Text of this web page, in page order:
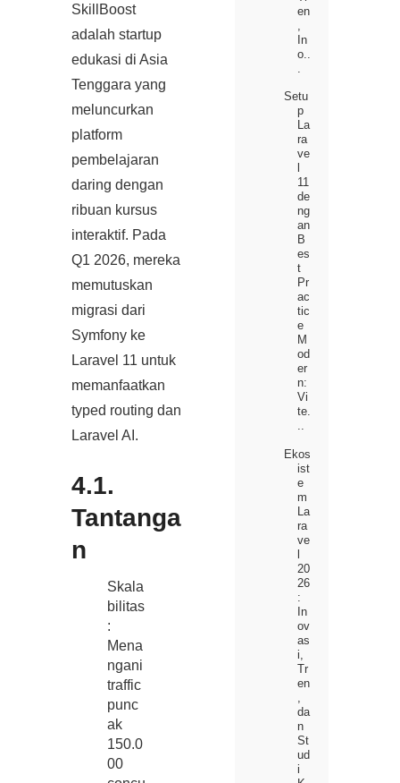
SkillBoost
adalah startup
edukasi di Asia
Tenggara yang
meluncurkan
platform
pembelajaran
daring dengan
ribuan kursus
interaktif. Pada
Q1 2026, mereka
memutuskan
migrasi dari
Symfony ke
Laravel 11 untuk
memanfaatkan
typed routing dan
Laravel AI.
4.1.
Tantanga
n
Skala
bilitas
:
Mena
ngani
traffic
punc
ak
150.0
00
en
In
o..
Setu
p
La
ra
ve
11
de
ng
an
B
es
t
Pr
ac
tic
e
M
od
er
n:
Vi
te.
..
Ekos
ist
e
m
La
ra
ve
20
26
:
In
ov
as
i,
Tr
en
da
n
St
ud
i